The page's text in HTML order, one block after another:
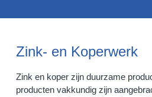
Zink- en Koperwerk
Zink en koper zijn duurzame
producten vakkundig zijn